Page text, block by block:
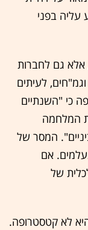
עליה בפני
אלא גם לחברות
לעיתים
כי "השנתיים
המלחמה
המסר של
אם
של
לא קטסטרופה.